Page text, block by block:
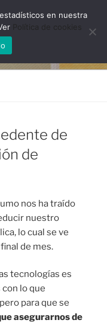
de
de
nos ha traído
nuestro
lo cual se ve
de mes.
tecnologías es
lo que
para que se
asegurarnos de
en nuestra
Política de cookies